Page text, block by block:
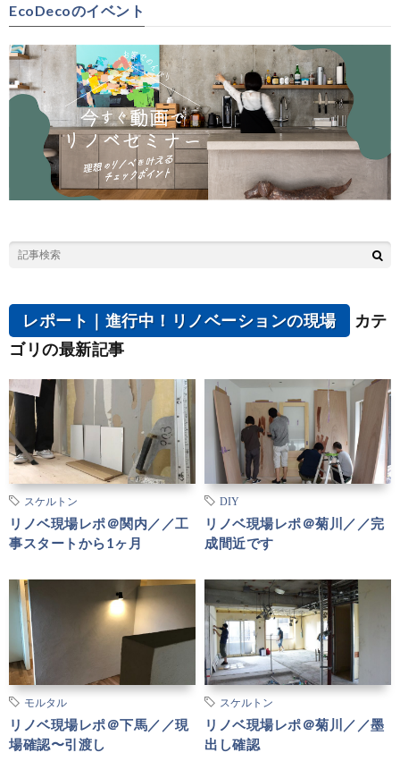
EcoDecoのイベント
レポート｜進行中！リノベーションの現場
カテ
ゴリの最新記事
スケルトン
リノベ現場レポ＠関内／／工
事スタートから1ヶ月
DIY
リノベ現場レポ＠菊川／／完
成間近です
モルタル
リノベ現場レポ＠下馬／／現
場確認〜引渡し
スケルトン
リノベ現場レポ＠菊川／／墨
出し確認